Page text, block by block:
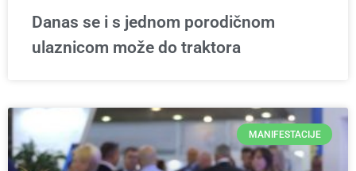
Danas se i s jednom porodičnom
ulaznicom može do traktora
MANIFESTACIJE